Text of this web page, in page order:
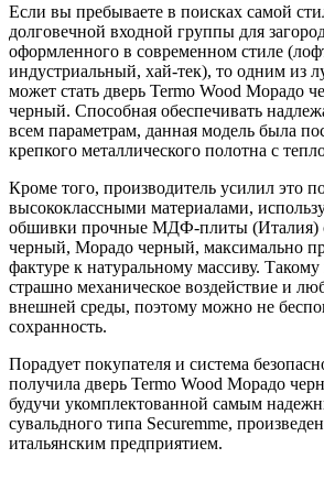
Если вы пребываете в поисках самой
долговечной входной группы для
оформленного в современном стиле
индустриальный, хай-тек), то одним из
может стать дверь Termo Wood Морадо
черный. Способная обеспечивать
всем параметрам, данная модель была
крепкого металлического полотна с
Кроме того, производитель усилил это
высококлассными материалами,
обшивки прочные МДФ-плиты (Италия)
черный, Морадо черный, максимально
фактуре к натуральному массиву.
страшно механическое воздействие и
внешней среды, поэтому можно не
сохранность.
Порадует покупателя и система
получила дверь Termo Wood Морадо
будучи укомплектованной самым
сувальдного типа Securemme,
итальянским предприятием.